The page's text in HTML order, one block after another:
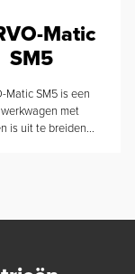
Matic
SM5
Matic SM5 is een
met
is uit te breiden...